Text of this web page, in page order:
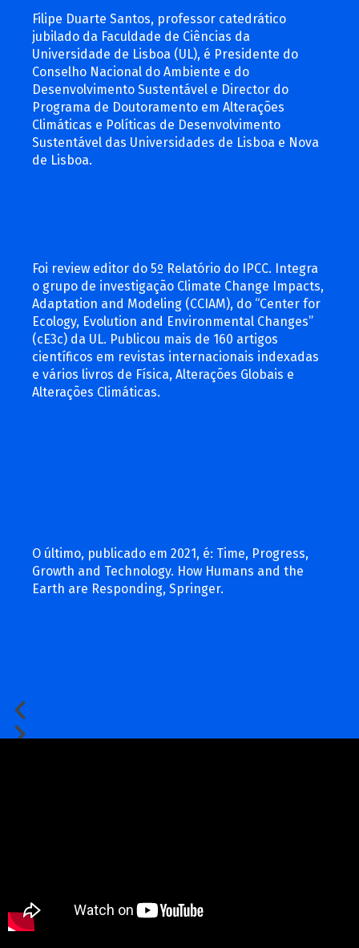
Filipe Duarte Santos, professor catedrático
jubilado da Faculdade de Ciências da
Universidade de Lisboa (UL), é Presidente do
Conselho Nacional do Ambiente e do
Desenvolvimento Sustentável e Director do
Programa de Doutoramento em Alterações
Climáticas e Políticas de Desenvolvimento
Sustentável das Universidades de Lisboa e Nova
de Lisboa.
Foi review editor do 5º Relatório do IPCC. Integra
o grupo de investigação Climate Change Impacts,
Adaptation and Modeling (CCIAM), do “Center for
Ecology, Evolution and Environmental Changes”
(cE3c) da UL. Publicou mais de 160 artigos
científicos em revistas internacionais indexadas
e vários livros de Física, Alterações Globais e
Alterações Climáticas.
O último, publicado em 2021, é: Time, Progress,
Growth and Technology. How Humans and the
Earth are Responding, Springer.